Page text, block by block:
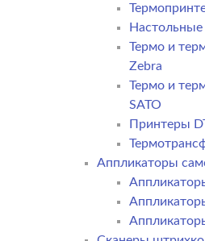
Термо и
Zebra
Термо и
SATO
Принтеры
Аппликаторы